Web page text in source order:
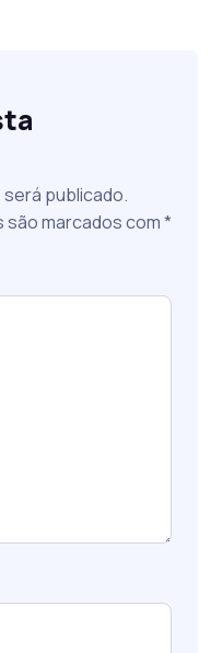
publicado.
marcados com*